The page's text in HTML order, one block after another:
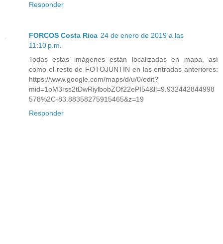
Responder
FORCOS Costa Rica 24 de enero de 2019 a las
11:10 p.m.
Todas estas imágenes están localizadas en mapa, así
como el resto de FOTOJUNTIN en las entradas anteriores:
https://www.google.com/maps/d/u/0/edit?
mid=1oM3rss2tDwRiylbobZOf22ePI54&ll=9.932442844998
578%2C-83.88358275915465&z=19
Responder